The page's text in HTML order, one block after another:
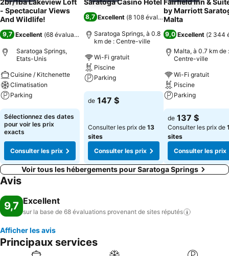
2br/1ba Lakeview Loft
- Spectacular Views
And Wildlife!
9,7 Excellent (68 évaluations)
Saratoga Springs,
Etats-Unis
Cuisine / Kitchenette
Climatisation
Parking
Consulter les prix
Sélectionnez des dates
pour voir les prix
exacts
Consulter les prix
Saratoga Casino Hotel
8,7 Excellent (8 108 évaluations)
Saratoga Springs, à 0.8
km de : Centre-ville
Wi-Fi gratuit
Piscine
Parking
Consulter les prix
de 147 $
Consulter les prix de 13
sites
Consulter les prix
Fairfield Inn &
by Marriott
Malta
9,0 Excellent (2 344
Malta, à 0.7 km de :
Centre-ville
Wi-Fi gratuit
Piscine
Parking
Consulter les
de 137 $
Consulter les prix de
sites
Consulter les prix
Voir tous les hébergements pour Saratoga Springs
Avis
9,7 Excellent
sur la base de 68 évaluations provenant de sites réputés
Afficher les avis
Principaux services